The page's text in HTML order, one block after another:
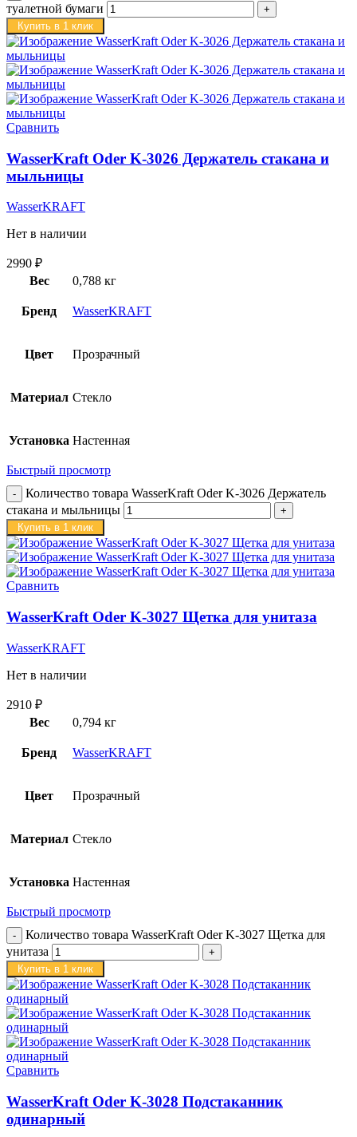
туалетной бумаги
Купить в 1 клик
Сравнить
WasserKraft Oder K-3026 Держатель стакана и
мыльницы
WasserKRAFT
Нет в наличии
2990 ₽
Вес
0,788 кг
Бренд WasserKRAFT
Цвет Прозрачный
Материал Стекло
Установка Настенная
Быстрый просмотр
Количество товара WasserKraft Oder K-3026 Держатель
стакана и мыльницы
Купить в 1 клик
Сравнить
WasserKraft Oder K-3027 Щетка для унитаза
WasserKRAFT
Нет в наличии
2910 ₽
Вес
0,794 кг
Бренд WasserKRAFT
Цвет Прозрачный
Материал Стекло
Установка Настенная
Быстрый просмотр
Количество товара WasserKraft Oder K-3027 Щетка для
унитаза
Купить в 1 клик
Сравнить
WasserKraft Oder K-3028 Подстаканник
одинарный